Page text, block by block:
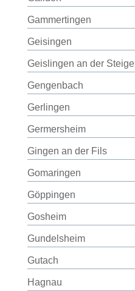
Gammertingen
Geisingen
Geislingen an der Steige
Gengenbach
Gerlingen
Germersheim
Gingen an der Fils
Gomaringen
Göppingen
Gosheim
Gundelsheim
Gutach
Hagnau